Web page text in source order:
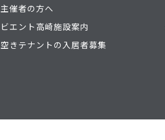
主催者の方へ
ビエント高崎施設案内
空きテナントの入居者募集